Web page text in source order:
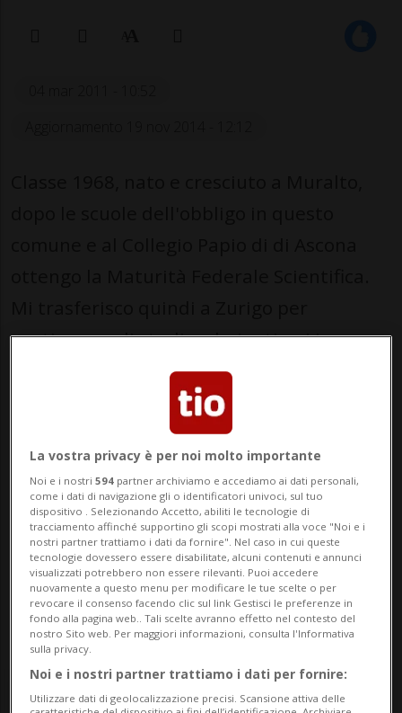
continuare gli studi, culminati poi in un ...
🔐 Sblocca il nostro archivio
esclusivo!
Sottoscrivi un abbonamentoArchivio
leggere questo articolo, oppure scegli
MyTioAboper accedere all'archivio e
navigare su sito e app senza pubblicità.
ACCEDI
Entra nelcanale WhatsAppdi
La vostra privacy è per noi molto importante
Noi e i nostri594 partner archiviamo e accediamo ai dati personali,
come i dati di navigazione gli o identificatori univoci, sul tuo
dispositivo . Selezionando Accetto, abiliti le tecnologie di
tracciamento affinché supportino gli scopi mostrati alla voce "Noi e i
nostri partner trattiamo i dati da fornire". Nel caso in cui queste
tecnologie dovessero essere disabilitate, alcuni contenuti e annunci
visualizzati potrebbero non essere rilevanti. Puoi accedere
nuovamente a questo menu per modificare le tue scelte o per
revocare il consenso facendo clic sul link Gestisci le preferenze in
fondo alla pagina web.. Tali scelte avranno effetto nel contesto del
nostro Sito web. Per maggiori informazioni, consulta l'Informativa
sulla privacy.
Noi e i nostri partner trattiamo i dati per fornire:
Utilizzare dati di geolocalizzazione precisi. Scansione attiva delle